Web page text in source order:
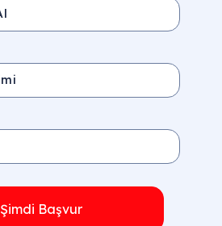
Şimdi Başvur